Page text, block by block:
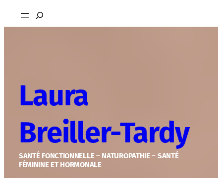
Rechercher
Laura
Breiller-Tardy
SANTÉ FONCTIONNELLE – NATUROPATHIE – SANTÉ
FÉMININE ET HORMONALE